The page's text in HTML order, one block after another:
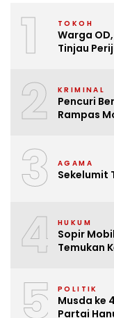
1 TOKOH
Warga
Tinjau
2 KRIMINAL
Pencuri
Rampas
3 AGAMA
Sekelumit
4 HUKUM
Sopir
Temukan
5 POLITIK
Musda ke
Partai